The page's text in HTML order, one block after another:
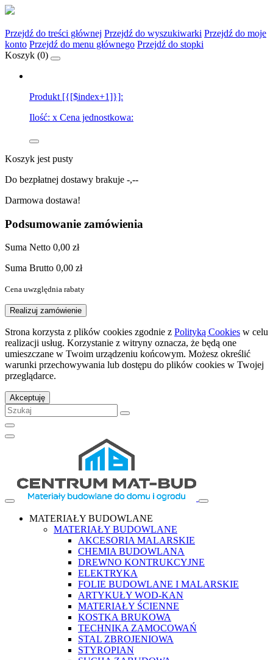
Przejdź do treści głównej Przejdź do wyszukiwarki Przejdź do moje
konto Przejdź do menu głównego Przejdź do stopki
Koszyk (0)
Produkt [{[$index+1]}]:
Ilość: x Cena jednostkowa:
Koszyk jest pusty
Do bezpłatnej dostawy brakuje -,--
Darmowa dostawa!
Podsumowanie zamówienia
Suma Netto 0,00 zł
Suma Brutto 0,00 zł
Cena uwzględnia rabaty
Realizuj zamówienie
Strona korzysta z plików cookies zgodnie z Polityką Cookies w celu
realizacji usług. Korzystanie z witryny oznacza, że będą one
umieszczane w Twoim urządzeniu końcowym. Możesz określić
warunki przechowywania lub dostępu do plików cookies w Twojej
przeglądarce.
Akceptuję
MATERIAŁY BUDOWLANE
MATERIAŁY BUDOWLANE
AKCESORIA MALARSKIE
CHEMIA BUDOWLANA
DREWNO KONTRUKCYJNE
ELEKTRYKA
FOLIE BUDOWLANE I MALARSKIE
ARTYKUŁY WOD-KAN
MATERIAŁY ŚCIENNE
KOSTKA BRUKOWA
TECHNIKA ZAMOCOWAŃ
STAL ZBROJENIOWA
STYROPIAN